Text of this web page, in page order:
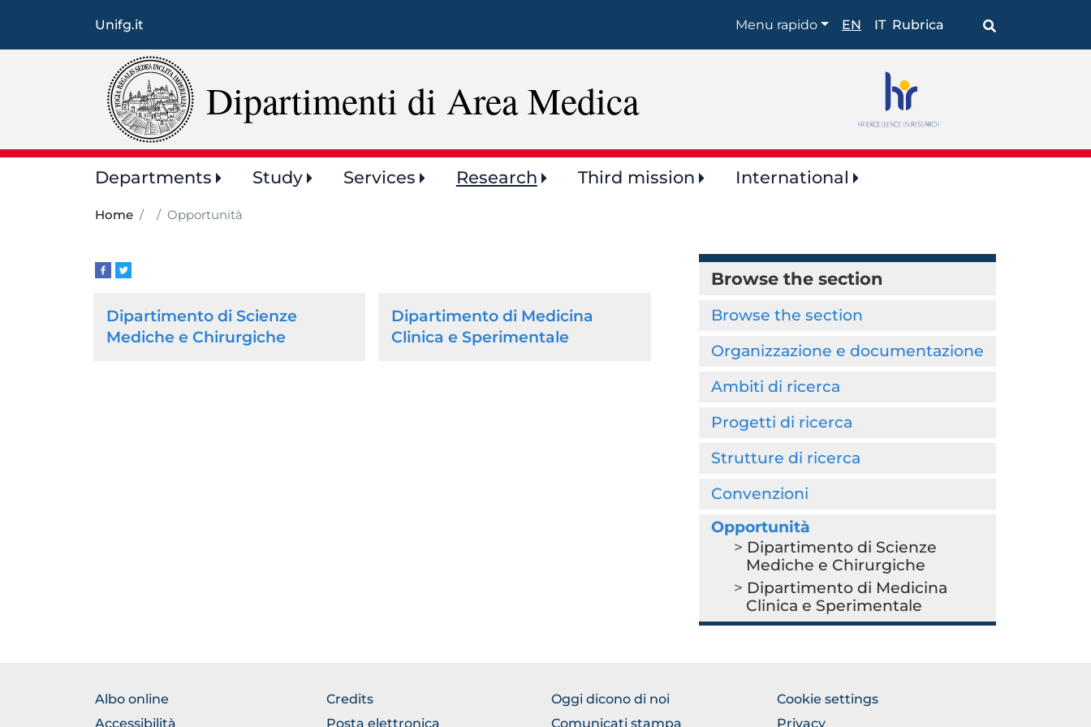
main
Unifg.it
Browse
the
Menu rapido EN IT Rubrica
Dipartimenti di Area Medica
Main
navigation
Departments Study Services Research Third mission International
Home Opportunità
Browse
the
Dipartimento di Scienze
Mediche e Chirurgiche
Dipartimento di Medicina
Clinica e Sperimentale
Browse the section
Browse the section
Organizzazione e documentazione
Ambiti di ricerca
Progetti di ricerca
Strutture di ricerca
Convenzioni
Opportunità
Dipartimento di Scienze
Mediche e Chirurgiche
Dipartimento di Medicina
Clinica e Sperimentale
BROWSE
THE
Albo online
Accessibilità
BROWSE
THE
Credits
Posta elettronica
BROWSE
THE
Oggi dicono di noi
Comunicati stampa
BROWSE
THE
Cookie settings
Privacy